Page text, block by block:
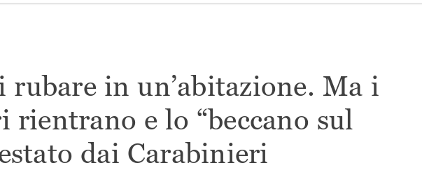
rubare in un’abitazione. Ma i
rientrano e lo “beccano sul
dai Carabinieri